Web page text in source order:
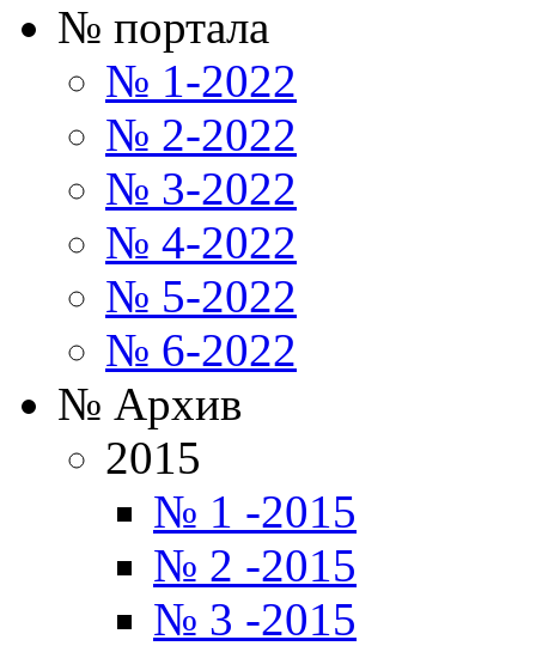
№ портала
№ 1-2022
№ 2-2022
№ 3-2022
№ 4-2022
№ 5-2022
№ 6-2022
№ Архив
2015
№ 1 -2015
№ 2 -2015
№ 3 -2015